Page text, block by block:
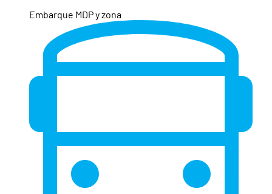
Embarque MDP y zona